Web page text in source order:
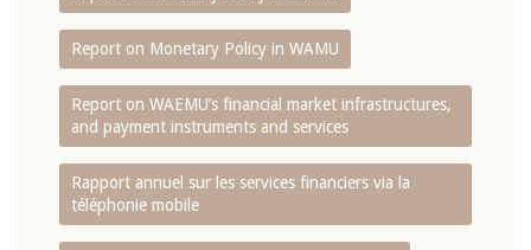
Report on Monetary Policy in WAMU
Report on WAEMU’s financial market infrastructures,
and payment instruments and services
Rapport annuel sur les services financiers via la
téléphonie mobile